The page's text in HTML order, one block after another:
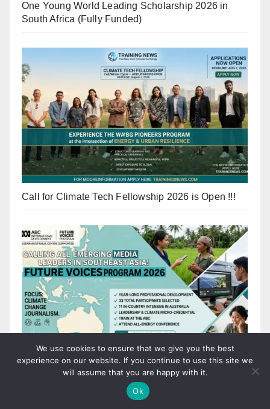
One Young World Leading Scholarship 2026 in
South Africa (Fully Funded)
Call for Climate Tech Fellowship 2026 is Open !!!
ABC International Development (ABCID) Future
We use cookies to ensure that we give you the best
experience on our website. If you continue to use this site we
will assume that you are happy with it.
Ok